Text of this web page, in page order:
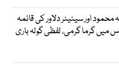
اور سینیٹر دلاور کی قائمہ
میں گرما گرمی، لفظی گولہ باری